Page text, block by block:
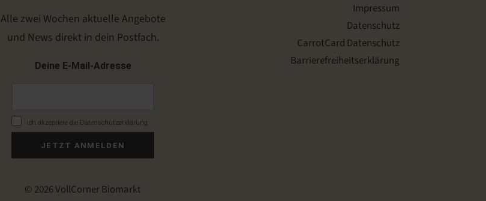
Alle zwei Wochen aktuelle Angebote
und News direkt in dein Postfach.
Deine E-Mail-Adresse
Ich akzeptiere die Datenschutzerklärung.
JETZT ANMELDEN
Impressum
Datenschutz
CarrotCard Datenschutz
Barrierefreiheitserklärung
© 2026 VollCorner Biomarkt